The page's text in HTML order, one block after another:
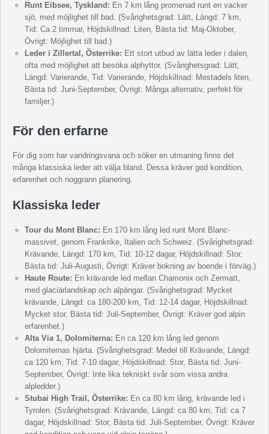
Runt Eibsee, Tyskland: En 7 km lång promenad runt en vacker
sjö, med möjlighet till bad. (Svårighetsgrad: Lätt, Längd: 7 km,
Tid: Ca 2 timmar, Höjdskillnad: Liten, Bästa tid: Maj-Oktober,
Övrigt: Möjlighet till bad.)
Leder i Zillertal, Österrike: Ett stort utbud av lätta leder i dalen,
ofta med möjlighet att besöka alphyttor. (Svårighetsgrad: Lätt,
Längd: Varierande, Tid: Varierande, Höjdskillnad: Mestadels liten,
Bästa tid: Juni-September, Övrigt: Många alternativ, perfekt för
familjer.)
För den erfarne
För dig som har vandringsvana och söker en utmaning finns det
många klassiska leder att välja bland. Dessa kräver god kondition,
erfarenhet och noggrann planering.
Klassiska leder
Tour du Mont Blanc: En 170 km lång led runt Mont Blanc-
massivet, genom Frankrike, Italien och Schweiz. (Svårighetsgrad:
Krävande, Längd: 170 km, Tid: 10-12 dagar, Höjdskillnad: Stor,
Bästa tid: Juli-Augusti, Övrigt: Kräver bokning av boende i förväg.)
Haute Route: En krävande led mellan Chamonix och Zermatt,
med glaciärlandskap och alpängar. (Svårighetsgrad: Mycket
krävande, Längd: ca 180-200 km, Tid: 12-14 dagar, Höjdskillnad:
Mycket stor, Bästa tid: Juli-September, Övrigt: Kräver god alpin
erfarenhet.)
Alta Via 1, Dolomiterna: En ca 120 km lång led genom
Dolomiternas hjärta. (Svårighetsgrad: Medel till Krävande, Längd:
ca 120 km, Tid: 7-10 dagar, Höjdskillnad: Stor, Bästa tid: Juni-
September, Övrigt: Inte lika tekniskt svår som vissa andra
alpledder.)
Stubai High Trail, Österrike: En ca 80 km lång, krävande led i
Tyrolen. (Svårighetsgrad: Krävande, Längd: ca 80 km, Tid: ca 7
dagar, Höjdskillnad: Stor, Bästa tid: Juli-September, Övrigt: Kräver